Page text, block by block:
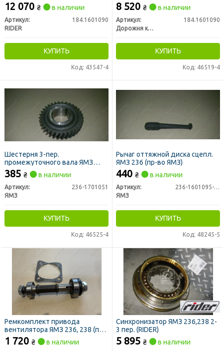
12 070 ₴ в наличии
Артикул:
184.1601090
RIDER
КУПИТЬ
Код: 43547-4
8 520 ₴ в наличии
Артикул:
184.1601090
Дорожня карта
КУПИТЬ
Код: 46519-4
Шестерня 3-пер.
промежуточного вала ЯМЗ
(Z=33) (пр-во ЯМЗ)
385 ₴ в наличии
Артикул:
236-1701051
ЯМЗ
КУПИТЬ
Код: 46525-4
Рычаг оттяжной диска сцепл.
ЯМЗ 236 (пр-во ЯМЗ)
440 ₴ в наличии
Артикул:
236-1601095-Б2
ЯМЗ
КУПИТЬ
Код: 48245-5
Ремкомплект привода
вентилятора ЯМЗ 236, 238 (пр-
во Украина)
1 720 ₴ в наличии
Синхронизатор ЯМЗ 236,238 2-
3 пер. (RIDER)
5 895 ₴ в наличии